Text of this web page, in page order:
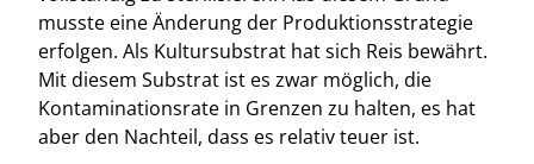
musste eine Änderung der Produktionsstrategie
erfolgen. Als Kultursubstrat hat sich Reis bewährt.
Mit diesem Substrat ist es zwar möglich, die
Kontaminationsrate in Grenzen zu halten, es hat
aber den Nachteil, dass es relativ teuer ist.